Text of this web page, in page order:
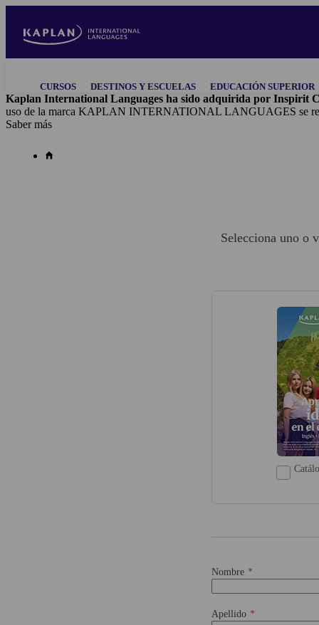
main
navigationCURSOS DESTINOS Y ESCUELAS EDUCACIÓN SUPERIOR
Kaplan International Languages ha sido adquirida por Inspirit
uso de la marca KAPLAN INTERNATIONAL LANGUAGES se
Saber más
Selecciona uno o
Nombre
Apellido